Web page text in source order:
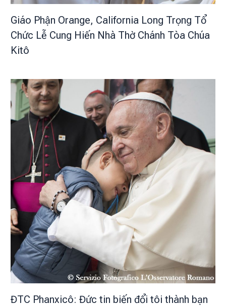
Giáo Phận Orange, California Long Trọng Tổ
Chức Lễ Cung Hiến Nhà Thờ Chánh Tòa Chúa
Kitô
ĐTC Phanxicô: Đức tin biến đổi tôi thành bạn